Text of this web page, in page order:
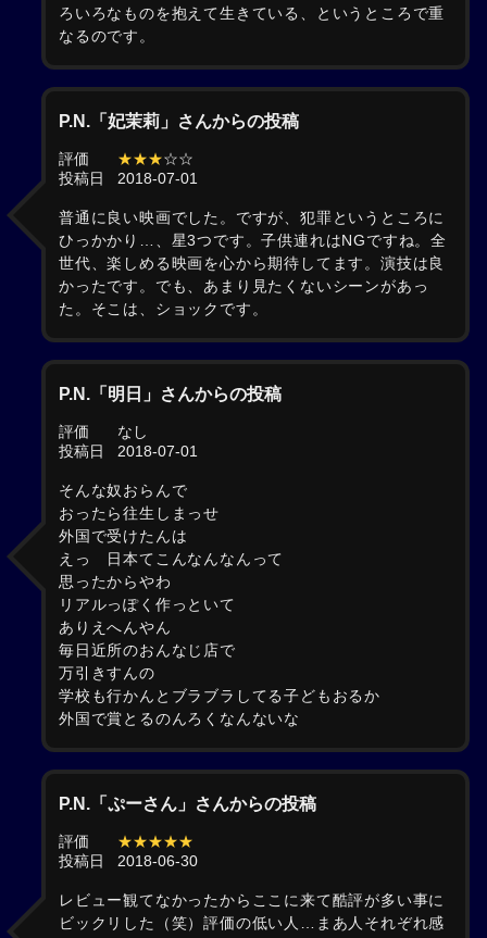
ろいろなものを抱えて生きている、というところで重
なるのです。
P.N.「妃茉莉」さんからの投稿
評価 ★★★☆☆
投稿日
2018-07-01
普通に良い映画でした。ですが、犯罪というところに
ひっかかり…、星3つです。子供連れはNGですね。全
世代、楽しめる映画を心から期待してます。演技は良
かったです。でも、あまり見たくないシーンがあっ
た。そこは、ショックです。
P.N.「明日」さんからの投稿
評価
なし
投稿日
2018-07-01
そんな奴おらんで
おったら往生しまっせ
外国で受けたんは
えっ 日本てこんなんなんって
思ったからやわ
リアルっぽく作っといて
ありえへんやん
毎日近所のおんなじ店で
万引きすんの
学校も行かんとブラブラしてる子どもおるか
外国で賞とるのんろくなんないな
P.N.「ぷーさん」さんからの投稿
評価
★★★★★
投稿日
2018-06-30
レビュー観てなかったからここに来て酷評が多い事に
ビックリした（笑）評価の低い人…まあ人それぞれ感